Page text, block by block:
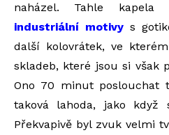
naházel. Tahle kapela
industriální motivy s
další kolovrátek, ve
skladeb, které jsou si však
Ono 70 minut poslouchat
taková lahoda, jako když
Překvapivě byl zvuk velmi